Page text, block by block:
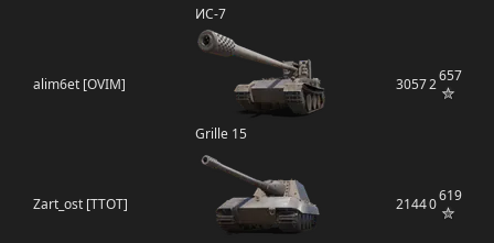
ИС-7
alim6et [OVIM]
Grille 15
30572657
Zart_ost [TTOT] 21440619